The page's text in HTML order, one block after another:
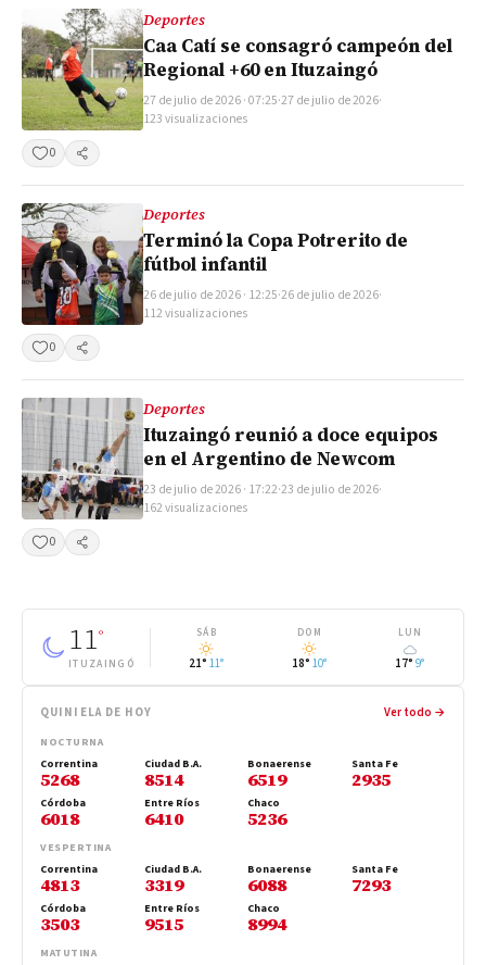
Deportes
Caa Catí se consagró campeón del
Regional +60 en Ituzaingó
27 de julio de 2026 · 07:25·27 de julio de 2026·
123 visualizaciones
0
Compartir
Deportes
Terminó la Copa Potrerito de
fútbol infantil
26 de julio de 2026 · 12:25·26 de julio de 2026·
112 visualizaciones
0
Compartir
Deportes
Ituzaingó reunió a doce equipos
en el Argentino de Newcom
23 de julio de 2026 · 17:22·23 de julio de 2026·
162 visualizaciones
0
Compartir
11°
ITUZAINGÓ
SÁB
21° 11°
DOM
18° 10°
LUN
17° 9°
QUINIELA DE HOY Ver todo →
NOCTURNA
Correntina
5268
Ciudad B.A.
8514
Bonaerense
6519
Santa Fe
2935
Córdoba
6018
Entre Ríos
6410
Chaco
5236
VESPERTINA
Correntina
4813
Ciudad B.A.
3319
Bonaerense
6088
Santa Fe
7293
Córdoba
3503
Entre Ríos
9515
Chaco
8994
MATUTINA